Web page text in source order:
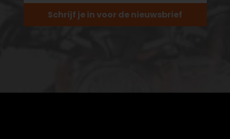
Schrijf je in voor de nieuwsbrief